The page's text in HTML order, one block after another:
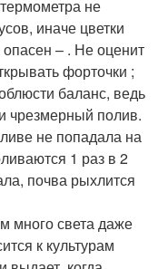
не
иначе цветки
– . Не оценит
форточки ;
баланс, ведь
чрезмерный полив.
не попадала на
1 раз в 2
почва рыхлится
много света даже
к культурам